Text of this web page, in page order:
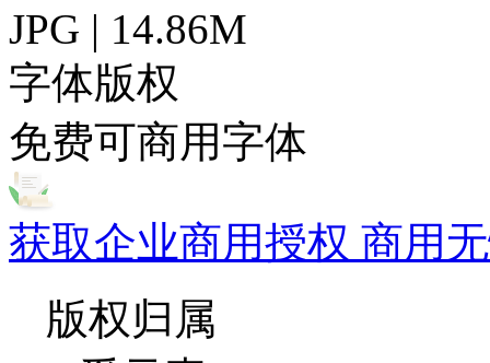
JPG | 14.86M
字体版权
免费可商用字体
获取企业商用授权 商用
版权归属